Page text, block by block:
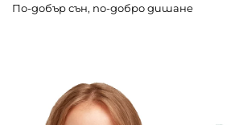
По-добър сън, по-добро дишане